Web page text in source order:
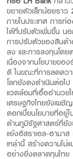
ขยายตัวเล็กน้อยราว
ภายในประเทศ การท่
ได้ที่ปรับตัวเพิ่มขึ้น น
การปรับตัวของสินค้า
ลง และการลงทุนโดย
เนื่องจากนโยบายขอ
ดี ในขณะที่การลดคว
โลกยังคงดำเนินต่อไ
แวดล้อมที่เอื้ออำนวย
เศรษฐกิจไทยยังเผชิ
ดอกเบี้ยนโยบายที่อยู่
ด้านภูมิรัฐศาสตร์ที่ยั
แย้งอิสราเอล-ฮามา
เหล่านี้ สร้างความไม่
อย่างยิ่งตลาดทุนไทย